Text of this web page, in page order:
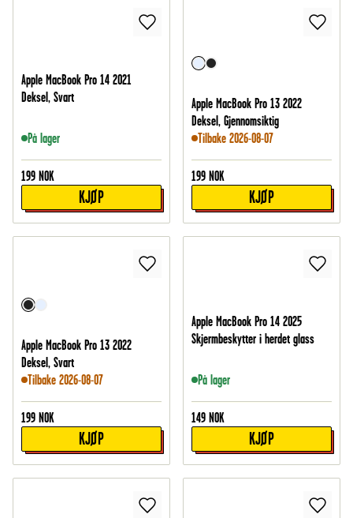
Apple MacBook Pro 14 2021
Deksel, Svart
På lager
199 NOK
KJØP
Apple MacBook Pro 13 2022
Deksel, Gjennomsiktig
Tilbake 2026-08-07
199 NOK
KJØP
Apple MacBook Pro 13 2022
Deksel, Svart
Tilbake 2026-08-07
199 NOK
KJØP
Apple MacBook Pro 14 2025
Skjermbeskytter i herdet glass
På lager
149 NOK
KJØP